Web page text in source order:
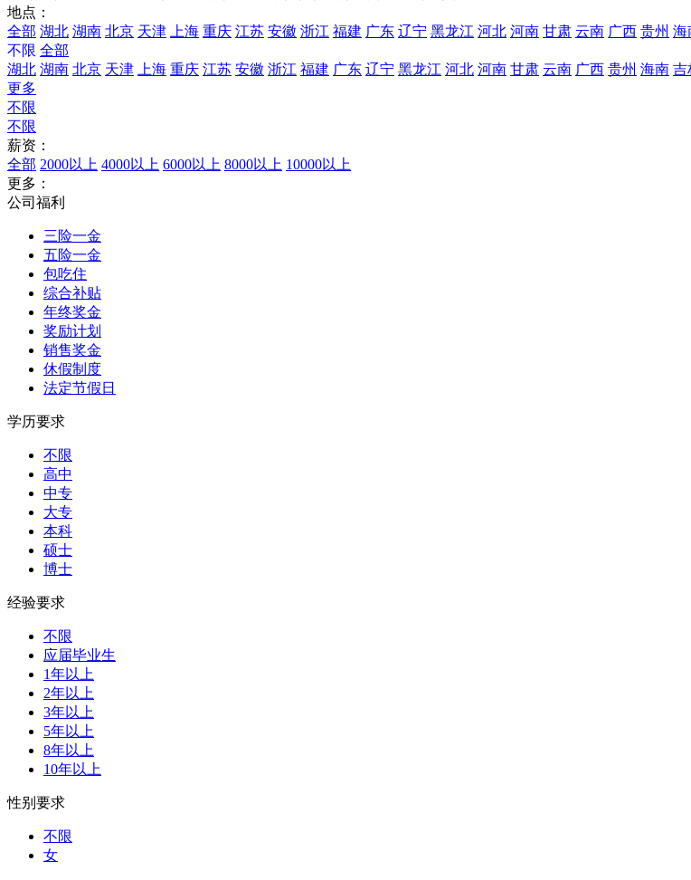
地点：
全部 湖北 湖南 北京 天津 上海 重庆 江苏 安徽 浙江 福建 广东 辽宁 黑龙江 河北 河南 甘肃 云南 广西 贵州 海
不限 全部
湖北 湖南 北京 天津 上海 重庆 江苏 安徽 浙江 福建 广东 辽宁 黑龙江 河北 河南 甘肃 云南 广西 贵州 海南 吉
更多
不限
不限
薪资：
全部 2000以上 4000以上 6000以上 8000以上 10000以上
更多：
公司福利
三险一金
五险一金
包吃住
综合补贴
年终奖金
奖励计划
销售奖金
休假制度
法定节假日
学历要求
不限
高中
中专
大专
本科
硕士
博士
经验要求
不限
应届毕业生
1年以上
2年以上
3年以上
5年以上
8年以上
10年以上
性别要求
不限
女